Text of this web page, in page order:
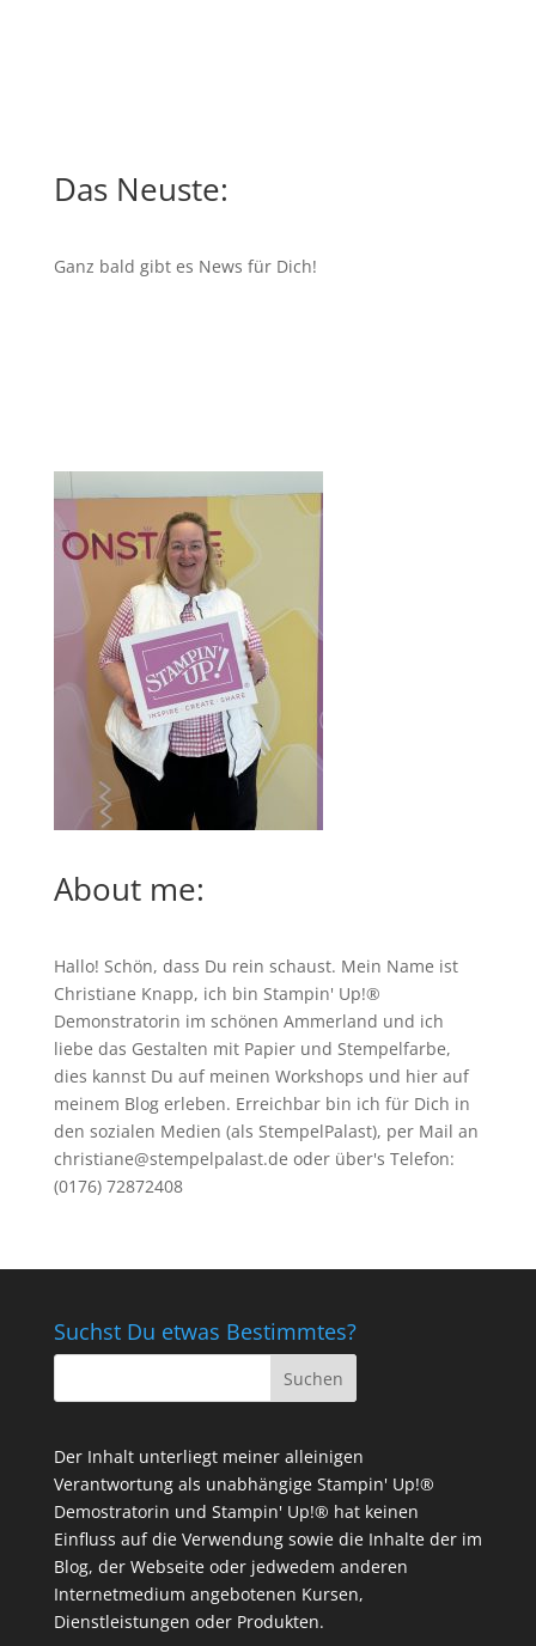
Das Neuste:
Ganz bald gibt es News für Dich!
About me:
Hallo! Schön, dass Du rein schaust. Mein Name ist
Christiane Knapp, ich bin Stampin' Up!®
Demonstratorin im schönen Ammerland und ich
liebe das Gestalten mit Papier und Stempelfarbe,
dies kannst Du auf meinen Workshops und hier auf
meinem Blog erleben. Erreichbar bin ich für Dich in
den sozialen Medien (als StempelPalast), per Mail an
christiane@stempelpalast.de oder über's Telefon:
(0176) 72872408
Suchst Du etwas Bestimmtes?
Der Inhalt unterliegt meiner alleinigen
Verantwortung als unabhängige Stampin' Up!®
Demostratorin und Stampin' Up!® hat keinen
Einfluss auf die Verwendung sowie die Inhalte der im
Blog, der Webseite oder jedwedem anderen
Internetmedium angebotenen Kursen,
Dienstleistungen oder Produkten.